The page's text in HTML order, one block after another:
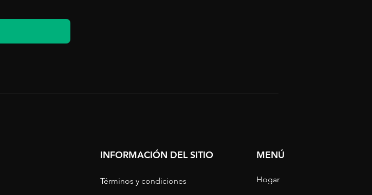
INFORMACIÓN DEL SITIO
Términos y condiciones
MENÚ
Hogar